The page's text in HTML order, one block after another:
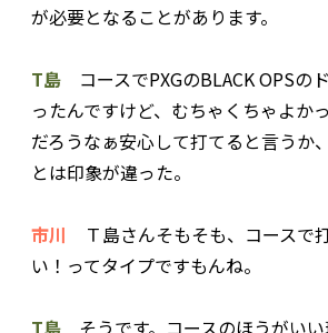
が必要となることがあります。
T島 コースでPXGのBLACK OPSの
ったんですけど、むちゃくちゃよか
だろうなぁ安心して打てると言うか
とは印象が違った。
市川 Ｔ島さんそもそも、コースで
い！ってタイプですもんね。
T島 そうです。コースのほうがい